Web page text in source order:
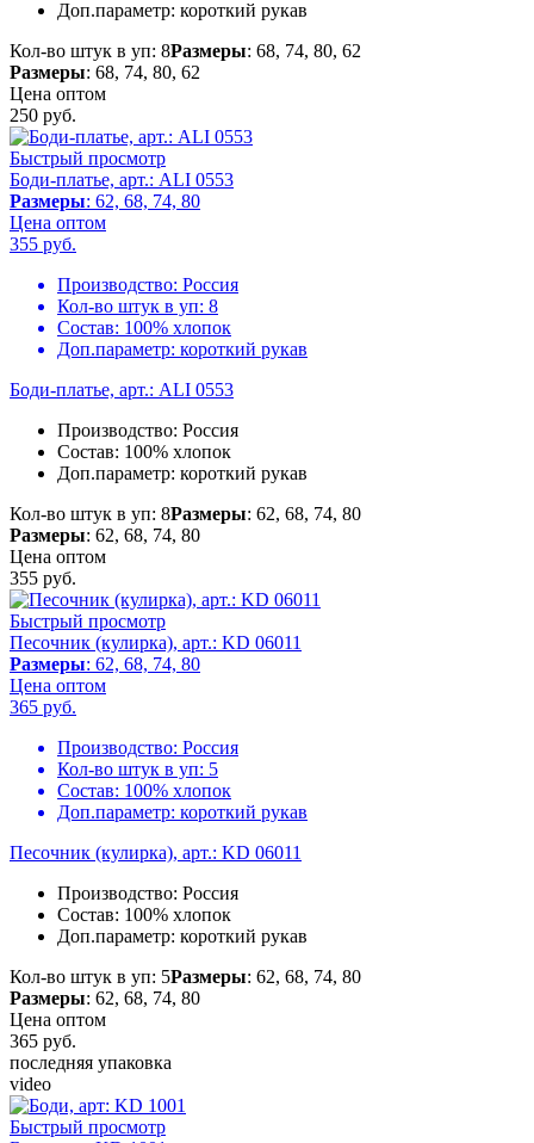
Доп.параметр: короткий рукав
Кол-во штук в уп: 8Размеры: 68, 74, 80, 62
Размеры: 68, 74, 80, 62
Цена оптом
250 руб.
Быстрый просмотр
Боди-платье, арт.: ALI 0553
Размеры: 62, 68, 74, 80
Цена оптом
355 руб.
Производство: Россия
Кол-во штук в уп: 8
Состав: 100% хлопок
Доп.параметр: короткий рукав
Боди-платье, арт.: ALI 0553
Производство: Россия
Состав: 100% хлопок
Доп.параметр: короткий рукав
Кол-во штук в уп: 8Размеры: 62, 68, 74, 80
Размеры: 62, 68, 74, 80
Цена оптом
355 руб.
Быстрый просмотр
Песочник (кулирка), арт.: KD 06011
Размеры: 62, 68, 74, 80
Цена оптом
365 руб.
Производство: Россия
Кол-во штук в уп: 5
Состав: 100% хлопок
Доп.параметр: короткий рукав
Песочник (кулирка), арт.: KD 06011
Производство: Россия
Состав: 100% хлопок
Доп.параметр: короткий рукав
Кол-во штук в уп: 5Размеры: 62, 68, 74, 80
Размеры: 62, 68, 74, 80
Цена оптом
365 руб.
последняя упаковка
video
Быстрый просмотр